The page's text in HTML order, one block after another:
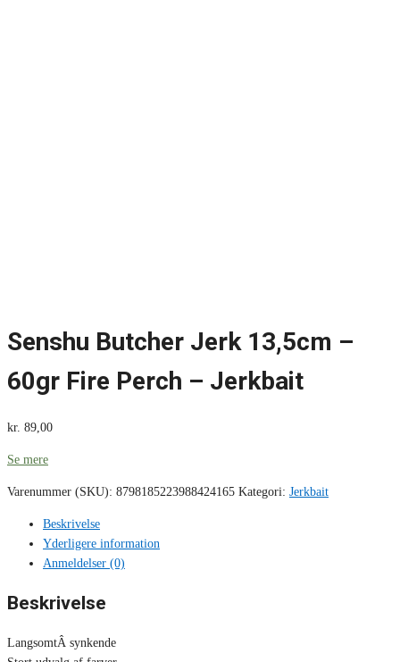
Senshu Butcher Jerk 13,5cm –
60gr Fire Perch – Jerkbait
kr. 89,00
Se mere
Varenummer (SKU): 8798185223988424165 Kategori: Jerkbait
Beskrivelse
Yderligere information
Anmeldelser (0)
Beskrivelse
LangsomtÂ synkende